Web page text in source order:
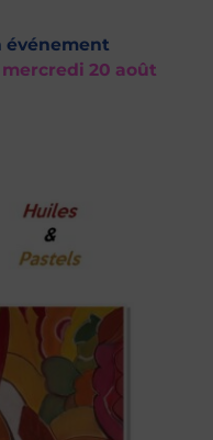
événement
mercredi 20 août